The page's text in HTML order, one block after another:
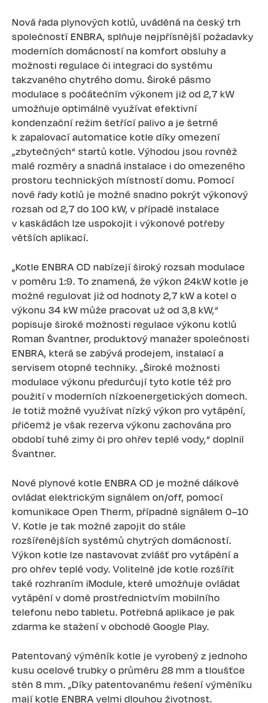
Nová řada plynových kotlů, uváděná na český trh
společností ENBRA, splňuje nejpřísnější požadavky
moderních domácností na komfort obsluhy a
možnosti regulace či integraci do systému
takzvaného chytrého domu. Široké pásmo
modulace s počátečním výkonem již od 2,7 kW
umožňuje optimálně využívat efektivní
kondenzační režim šetřící palivo a je šetrné
k zapalovací automatice kotle díky omezení
„zbytečných“ startů kotle. Výhodou jsou rovněž
malé rozměry a snadná instalace i do omezeného
prostoru technických místností domu. Pomocí
nové řady kotlů je možné snadno pokrýt výkonový
rozsah od 2,7 do 100 kW, v případě instalace
v kaskádách lze uspokojit i výkonové potřeby
větších aplikací.
„Kotle ENBRA CD nabízejí široký rozsah modulace
v poměru 1:9. To znamená, že výkon 24kW kotle je
možné regulovat již od hodnoty 2,7 kW a kotel o
výkonu 34 kW může pracovat už od 3,8 kW,“
popisuje široké možnosti regulace výkonu kotlů
Roman Švantner, produktový manažer společnosti
ENBRA, která se zabývá prodejem, instalací a
servisem otopné techniky. „Široké možnosti
modulace výkonu předurčují tyto kotle též pro
použití v moderních nízkoenergetických domech.
Je totiž možné využívat nízký výkon pro vytápění,
přičemž je však rezerva výkonu zachována pro
období tuhé zimy či pro ohřev teplé vody,“ doplnil
Švantner.
Nové plynové kotle ENBRA CD je možné dálkově
ovládat elektrickým signálem on/off, pomocí
komunikace Open Therm, případně signálem 0–10
V. Kotle je tak možné zapojit do stále
rozšířenějších systémů chytrých domácností.
Výkon kotle lze nastavovat zvlášť pro vytápění a
pro ohřev teplé vody. Volitelně jde kotle rozšířit
také rozhraním iModule, které umožňuje ovládat
vytápění v domě prostřednictvím mobilního
telefonu nebo tabletu. Potřebná aplikace je pak
zdarma ke stažení v obchodě Google Play.
Patentovaný výměník kotle je vyrobený z jednoho
kusu ocelové trubky o průměru 28 mm a tloušťce
stěn 8 mm. „Díky patentovanému řešení výměníku
mají kotle ENBRA velmi dlouhou životnost.